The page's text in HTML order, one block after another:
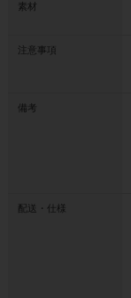
素材
注意事項
備考
配送・仕様